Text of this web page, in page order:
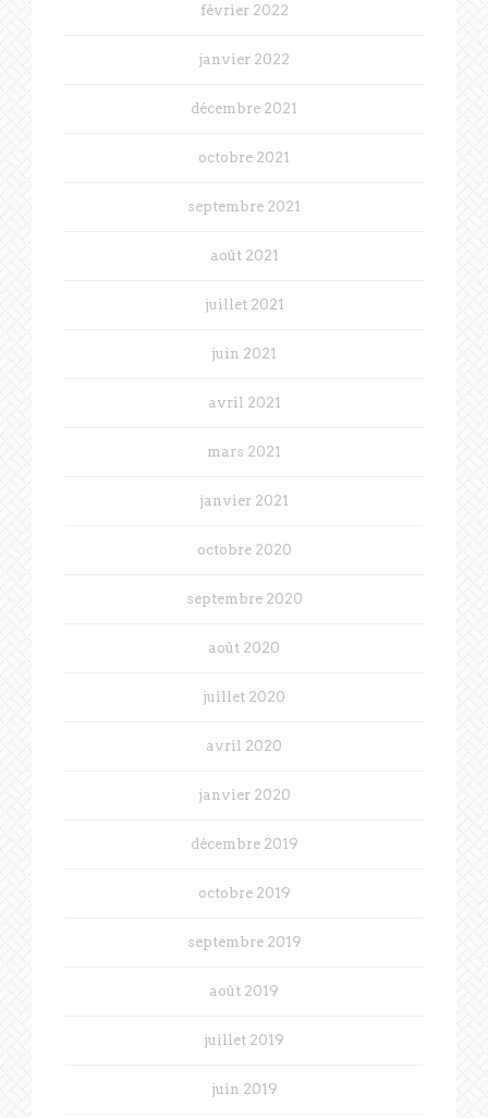
février 2022
janvier 2022
décembre 2021
octobre 2021
septembre 2021
août 2021
juillet 2021
juin 2021
avril 2021
mars 2021
janvier 2021
octobre 2020
septembre 2020
août 2020
juillet 2020
avril 2020
janvier 2020
décembre 2019
octobre 2019
septembre 2019
août 2019
juillet 2019
juin 2019